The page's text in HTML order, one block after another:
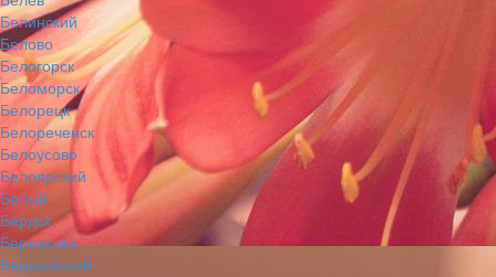
Белинский
Белово
Белогорск
Беломорск
Белорецк
Белореченск
Белоусово
Белоярский
Белый
Бердск
Березники
Березовский